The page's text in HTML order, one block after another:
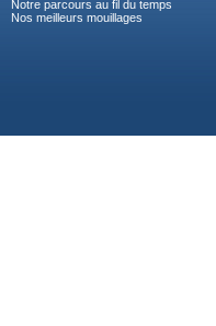
Notre parcours au fil du temps
Nos meilleurs mouillages